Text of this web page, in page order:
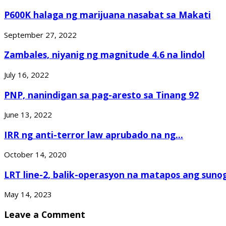
P600K halaga ng marijuana nasabat sa Makati
September 27, 2022
Zambales, niyanig ng magnitude 4.6 na lindol
July 16, 2022
PNP, nanindigan sa pag-aresto sa Tinang 92
June 13, 2022
IRR ng anti-terror law aprubado na ng...
October 14, 2020
LRT line-2, balik-operasyon na matapos ang
May 14, 2023
Leave a Comment